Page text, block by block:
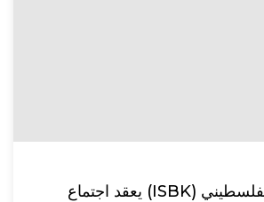
البنك الإسلامي الفلسطيني (ISBK) يعقد اجتماع